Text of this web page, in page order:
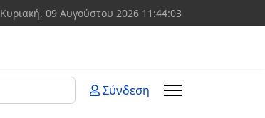
Κυριακή, 09 Αυγούστου 2026 11:44:04
Σύνδεση